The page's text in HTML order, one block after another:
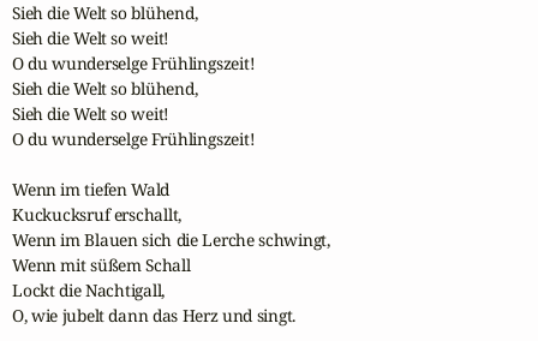
Sieh die Welt so blühend,
Sieh die Welt so weit!
O du wunderselge Frühlingszeit!
Sieh die Welt so blühend,
Sieh die Welt so weit!
O du wunderselge Frühlingszeit!
Wenn im tiefen Wald
Kuckucksruf erschallt,
Wenn im Blauen sich die Lerche schwingt,
Wenn mit süßem Schall
Lockt die Nachtigall,
O, wie jubelt dann das Herz und singt.